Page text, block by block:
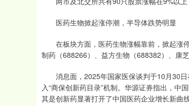
医药生物掀起涨停潮，半导体跌势明显
在板块方面，医药生物涨幅靠前，掀起涨
制药（688266）、益方生物（688382）、康
消息面，2025年国家医保谈判于10月30日
入“商保创新药目录”机制。华源证券指出，中
其是创新药显著打开了中国医药企业增长新曲线